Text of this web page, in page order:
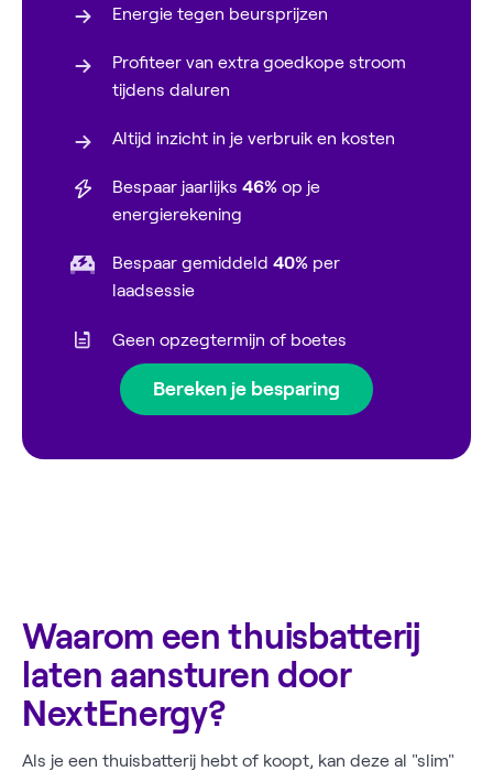
Energie tegen beursprijzen
Profiteer van extra goedkope stroom
tijdens daluren
Altijd inzicht in je verbruik en kosten
Bespaar jaarlijks46% op je
energierekening
Bespaar gemiddeld40% per
laadsessie
Geen opzegtermijn of boetes
Bereken je besparing
Waarom een thuisbatterij
laten aansturen door
NextEnergy?
Als je een thuisbatterij hebt of koopt, kan deze al "slim"